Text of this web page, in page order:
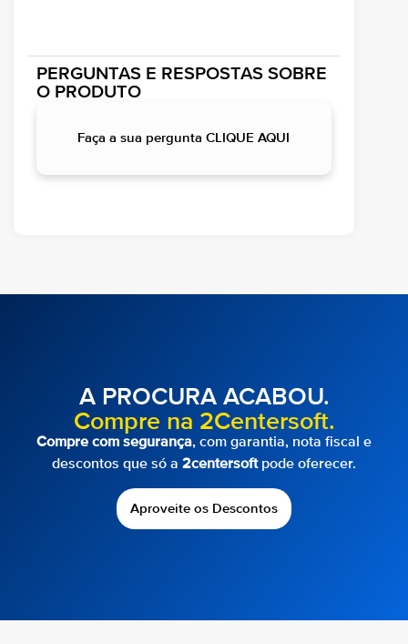
PERGUNTAS E RESPOSTAS SOBRE
O PRODUTO
Faça a sua pergunta CLIQUE AQUI
A PROCURA ACABOU.
Compre na 2Centersoft.
Compre com segurança, com garantia, nota fiscal e
descontos que só a 2centersoftpode oferecer.
Aproveite os Descontos